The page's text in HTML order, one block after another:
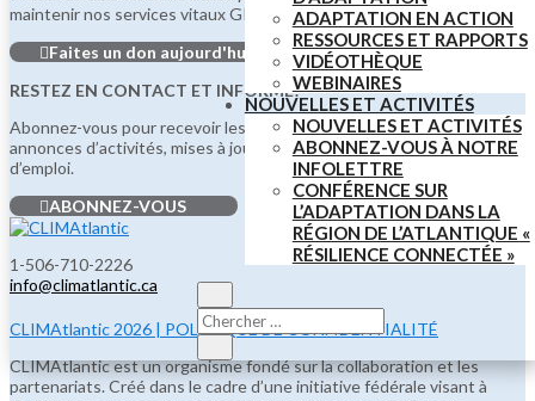
ADAPTATION EN ACTION
RESSOURCES ET RAPPORTS
VIDÉOTHÈQUE
WEBINAIRES
NOUVELLES ET ACTIVITÉS
NOUVELLES ET ACTIVITÉS
ABONNEZ-VOUS À NOTRE
INFOLETTRE
CONFÉRENCE SUR
L’ADAPTATION DANS LA
RÉGION DE L’ATLANTIQUE «
RÉSILIENCE CONNECTÉE »
maintenir nos services vitaux GRATUITS pour tous.
Faites un don aujourd'hui
RESTEZ EN CONTACT ET INFORMÉ!
Abonnez-vous pour recevoir les dernières nouvelles, ressources,
annonces d’activités, mises à jour sur les financements et offres
d’emploi.
ABONNEZ-VOUS
1-506-710-2226
info@climatlantic.ca
CLIMAtlantic 2026 | POLITIQUE DE CONFIDENTIALITÉ
CLIMAtlantic est un organisme fondé sur la collaboration et les
partenariats. Créé dans le cadre d’une initiative fédérale visant à